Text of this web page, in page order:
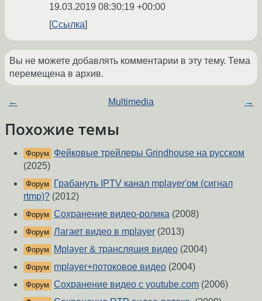
19.03.2019 08:30:19 +00:00
Ссылка
Вы не можете добавлять комментарии в эту тему. Тема
перемещена в архив.
← Multimedia →
Похожие темы
Форум
Фейковые трейлеры Grindhouse на русском
(2025)
Форум
Грабануть IPTV канал mplayer'ом (сигнал
rtmp)? (2012)
Форум Сохранение видео-ролика (2008)
Форум Лагает видео в mplayer (2013)
Форум Mplayer & трансляция видео (2004)
Форум mplayer+потоковое видео (2004)
Форум Сохранение видео с youtube.com (2006)